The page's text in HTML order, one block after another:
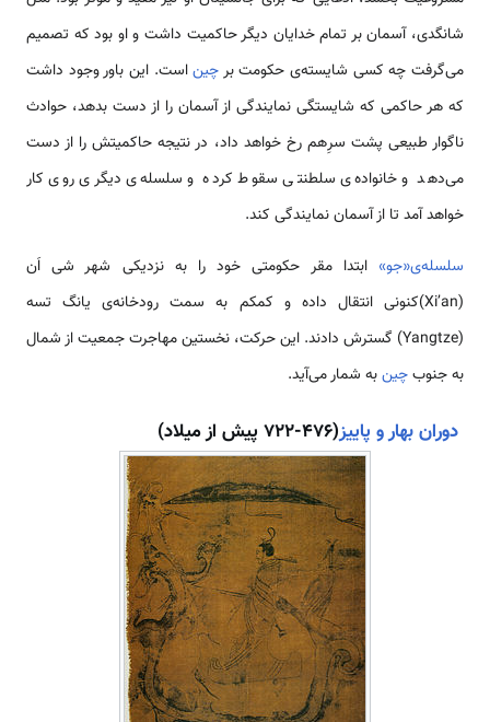
شانگدی، آسمان بر تمام خدایان دیگر حاکمیت داشت و او بود که تصمیم
می‌گرفت چه کسی شایسته‌ی حکومت برچیناست. این باور وجود داشت
که هر حاکمی که شایستگی نمایندگی از آسمان را از دست بدهد، حوادث
ناگوار طبیعی پشت سرِهم رخ خواهد داد، در نتیجه حاکمیتش را از دست
می‌دهد و خانواده‌ی سلطنتی سقوط کرده و سلسله‌ی دیگری روی کار
خواهد آمد تا از آسمان نمایندگی کند.
سلسله‌ی«جو» ابتدا مقر حکومتی خود را به نزدیکی شهر شی­ اَن
(Xi’an)کنونی انتقال داده و کم­کم به سمت رودخانه‌ی یانگ ­تسه
(Yangtze) گسترش دادند. این حرکت، نخستین مهاجرت جمعیت از شمال
به جنوبچینبه شمار می‌آید.
دوران بهار و پاییز(476-722 پیش از میلاد)